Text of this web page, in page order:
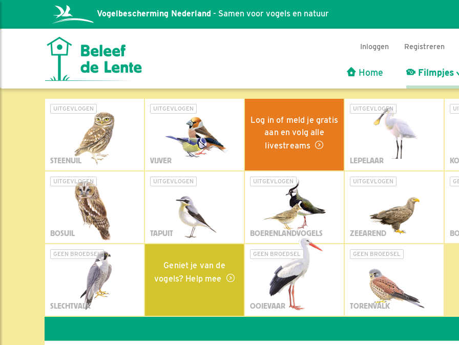
Vogelbescherming Nederland - Samen voor vogels en natuur
Inloggen Registreren
Home Filmpjes
UITGEVLOGEN
STEENUIL
UITGEVLOGEN
VIJVER
Log in of meld je gratis
aan en volg alle
livestreams
UITGEVLOGEN
LEPELAAR
UITGEVLOGEN
BOSUIL
UITGEVLOGEN
TAPUIT
UITGEVLOGEN
BOERENLANDVOGELS
UITGEVLOGEN
ZEEAREND
GEEN BROEDSEL
SLECHTVALK
Geniet je van de
vogels? Help mee
GEEN BROEDSEL
OOIEVAAR
GEEN BROEDSEL
TORENVALK